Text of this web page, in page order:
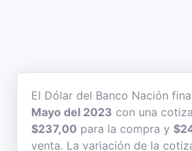
El Dólar del Banco Nación
Mayo del 2023 con una
$237,00 para la compra y
venta. La variación de la